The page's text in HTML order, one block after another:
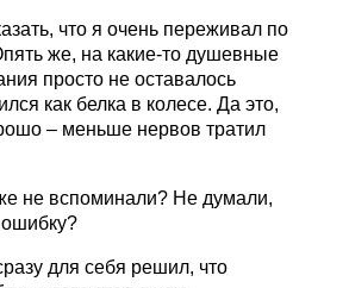
что я очень переживал по
же, на какие-то душевные
просто не оставалось
как белка в колесе. Да это,
– меньше нервов тратил
не вспоминали? Не думали,
для себя решил, что